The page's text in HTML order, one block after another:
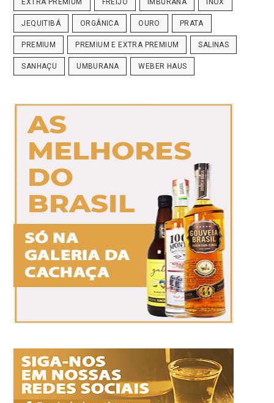
JEQUITIBÁ ORGÂNICA OURO PRATA
PREMIUM PREMIUM E EXTRA PREMIUM SALINAS
SANHAÇU UMBURANA WEBER HAUS